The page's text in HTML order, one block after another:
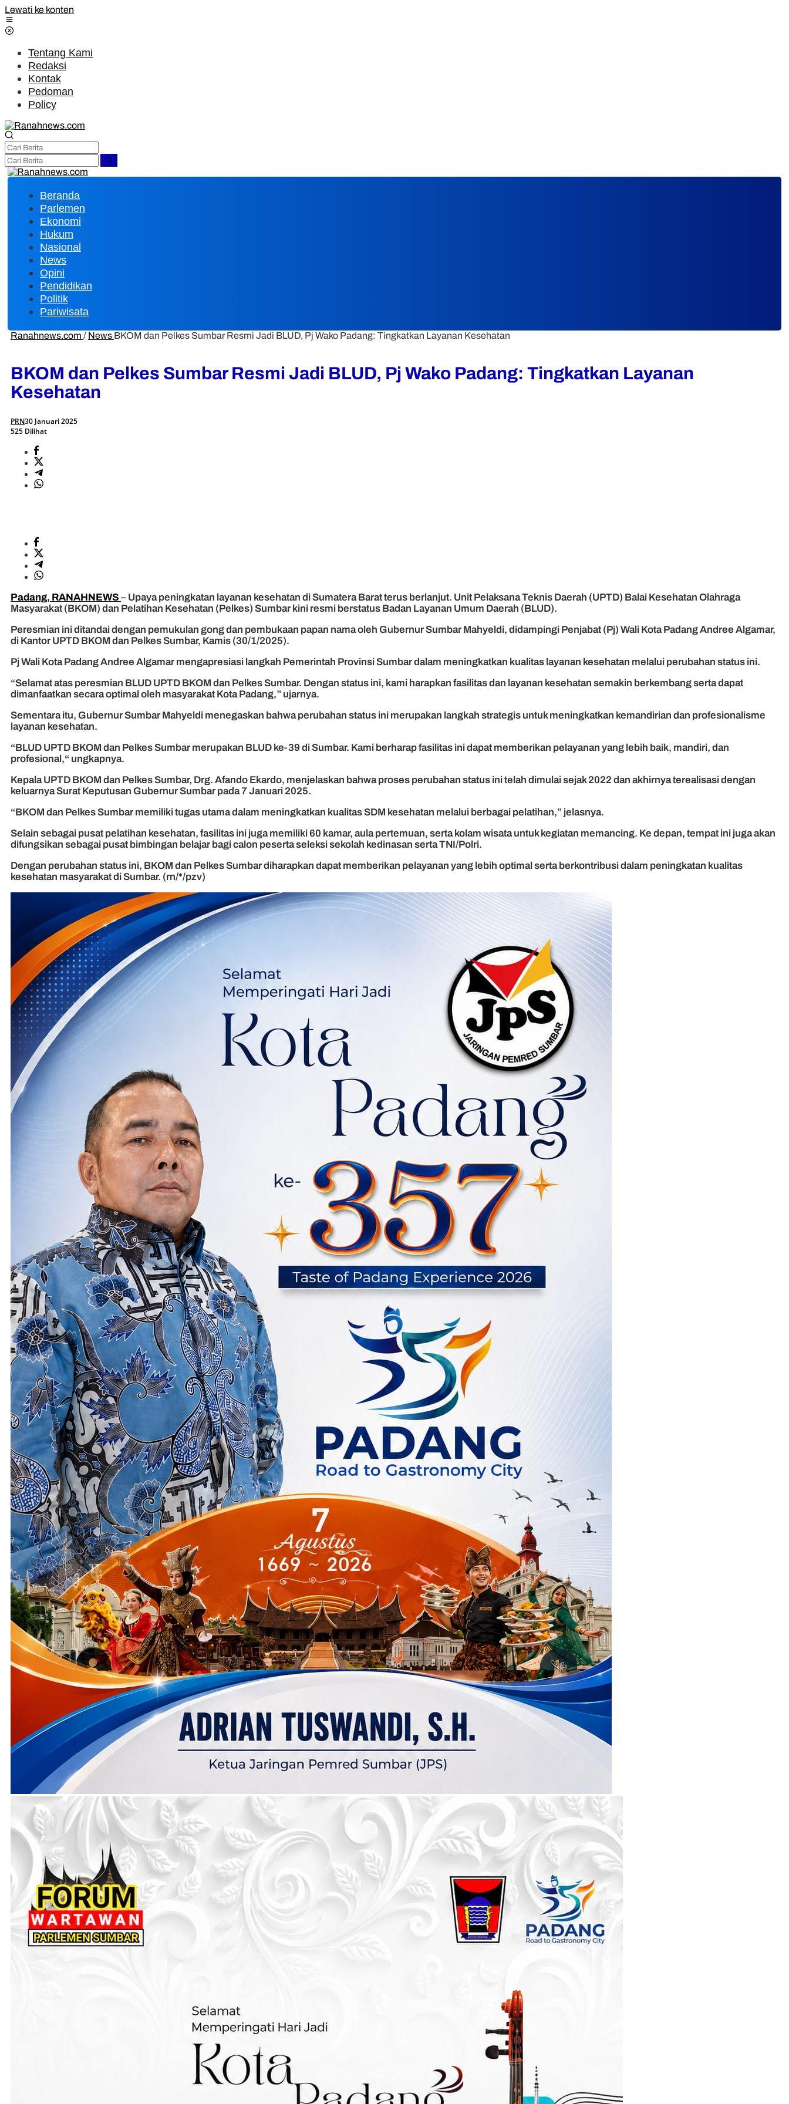
Lewati ke konten
Tentang Kami
Redaksi
Kontak
Pedoman
Policy
Beranda
Parlemen
Ekonomi
Hukum
Nasional
News
Opini
Pendidikan
Politik
Pariwisata
Ranahnews.com / News BKOM dan Pelkes Sumbar Resmi Jadi BLUD, Pj Wako Padang: Tingkatkan Layanan Kesehatan
BKOM dan Pelkes Sumbar Resmi Jadi BLUD, Pj Wako Padang: Tingkatkan Layanan
Kesehatan
PRN30 Januari 2025
525 Dilihat
Padang, RANAHNEWS – Upaya peningkatan layanan kesehatan di Sumatera Barat terus berlanjut. Unit Pelaksana Teknis Daerah (UPTD) Balai Kesehatan Olahraga
Masyarakat (BKOM) dan Pelatihan Kesehatan (Pelkes) Sumbar kini resmi berstatus Badan Layanan Umum Daerah (BLUD).
Peresmian ini ditandai dengan pemukulan gong dan pembukaan papan nama oleh Gubernur Sumbar Mahyeldi, didampingi Penjabat (Pj) Wali Kota Padang Andree Algamar,
di Kantor UPTD BKOM dan Pelkes Sumbar, Kamis (30/1/2025).
Pj Wali Kota Padang Andree Algamar mengapresiasi langkah Pemerintah Provinsi Sumbar dalam meningkatkan kualitas layanan kesehatan melalui perubahan status ini.
“Selamat atas peresmian BLUD UPTD BKOM dan Pelkes Sumbar. Dengan status ini, kami harapkan fasilitas dan layanan kesehatan semakin berkembang serta dapat
dimanfaatkan secara optimal oleh masyarakat Kota Padang,” ujarnya.
Sementara itu, Gubernur Sumbar Mahyeldi menegaskan bahwa perubahan status ini merupakan langkah strategis untuk meningkatkan kemandirian dan profesionalisme
layanan kesehatan.
“BLUD UPTD BKOM dan Pelkes Sumbar merupakan BLUD ke-39 di Sumbar. Kami berharap fasilitas ini dapat memberikan pelayanan yang lebih baik, mandiri, dan
profesional,“ ungkapnya.
Kepala UPTD BKOM dan Pelkes Sumbar, Drg. Afando Ekardo, menjelaskan bahwa proses perubahan status ini telah dimulai sejak 2022 dan akhirnya terealisasi dengan
keluarnya Surat Keputusan Gubernur Sumbar pada 7 Januari 2025.
“BKOM dan Pelkes Sumbar memiliki tugas utama dalam meningkatkan kualitas SDM kesehatan melalui berbagai pelatihan,” jelasnya.
Selain sebagai pusat pelatihan kesehatan, fasilitas ini juga memiliki 60 kamar, aula pertemuan, serta kolam wisata untuk kegiatan memancing. Ke depan, tempat ini juga akan
difungsikan sebagai pusat bimbingan belajar bagi calon peserta seleksi sekolah kedinasan serta TNI/Polri.
Dengan perubahan status ini, BKOM dan Pelkes Sumbar diharapkan dapat memberikan pelayanan yang lebih optimal serta berkontribusi dalam peningkatan kualitas
kesehatan masyarakat di Sumbar. (rn/*/pzv)